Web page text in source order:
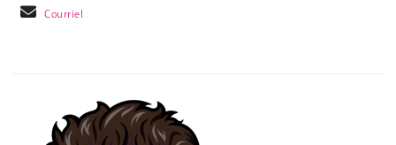
Courriel